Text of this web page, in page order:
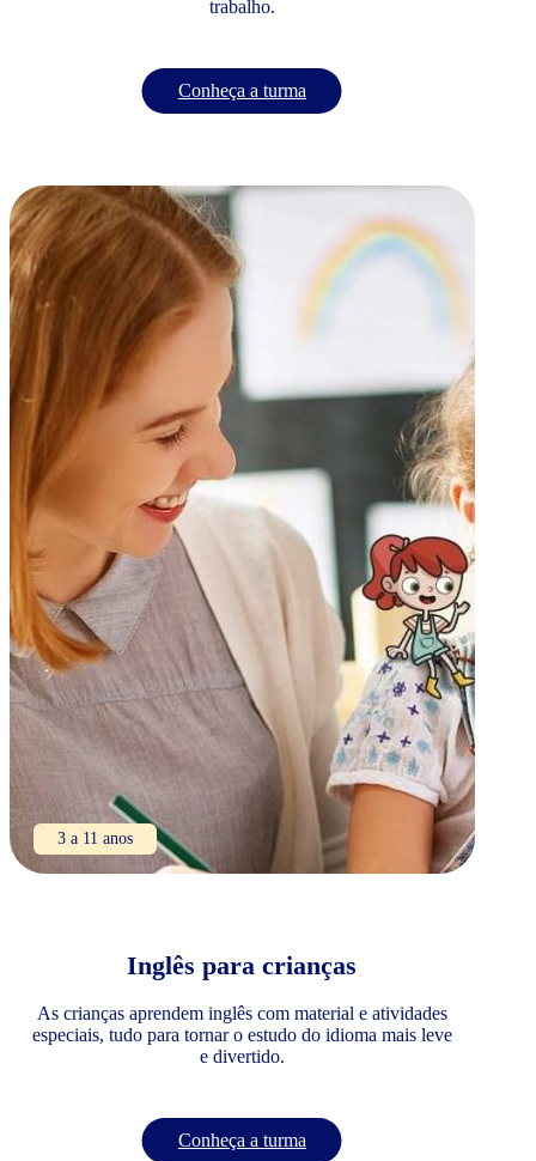
trabalho.
Conheça a turma
3 a 11 anos
Inglês para crianças
As crianças aprendem inglês com material e atividades
especiais, tudo para tornar o estudo do idioma mais leve
e divertido.
Conheça a turma